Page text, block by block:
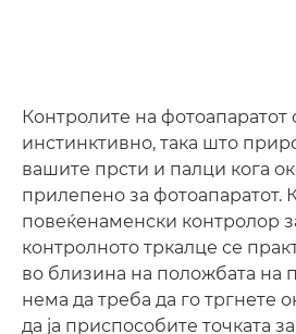
Контролите на
инстинктивно, така што
вашите прсти и палци кога
прилепено за
повеќенаменски контролор
контролното тркалце се
во близина на положбата на
нема да треба да го тргнете
да ја приспособите точката